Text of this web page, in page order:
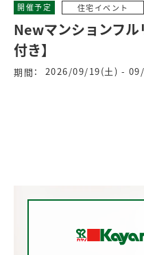
開催予定 住宅イベント
Newマンションフル
付き】
期間： 2026/09/19(土) -